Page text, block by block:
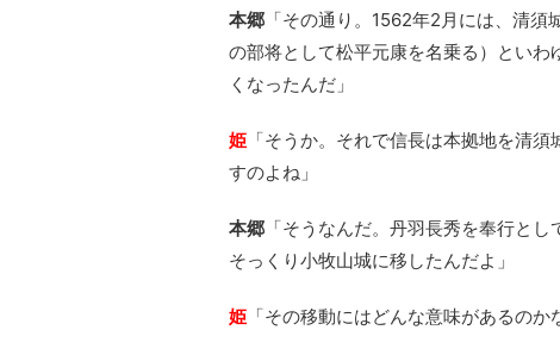
本郷 「その通り。1562年2月には、清
の部将として松平元康を名乗る）とい
くなったんだ」
姫 「そうか。それで信長は本拠地を清
すのよね」
本郷 「そうなんだ。丹羽長秀を奉行と
そっくり小牧山城に移したんだよ」
姫 「その移動にはどんな意味があるの